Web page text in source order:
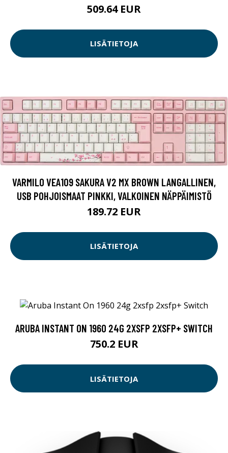
509.64 EUR
LISÄTIETOJA
VARMILO VEA109 SAKURA V2 MX BROWN LANGALLINEN,
USB POHJOISMAAT PINKKI, VALKOINEN NÄPPÄIMISTÖ
189.72 EUR
LISÄTIETOJA
ARUBA INSTANT ON 1960 24G 2XSFP 2XSFP+ SWITCH
750.2 EUR
LISÄTIETOJA